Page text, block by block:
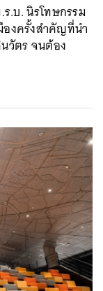
.บ. นิรโทษกรรม
องครั้งสำคัญที่นำ
วัตร จนต้อง